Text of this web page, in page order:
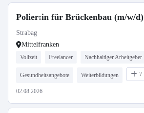
Polier:in für Brückenbau (m/w/d)
Strabag
Mittelfranken
Vollzeit Freelancer Nachhaltiger Arbeitgeber
Gesundheitsangebote Weiterbildungen 7
02.08.2026